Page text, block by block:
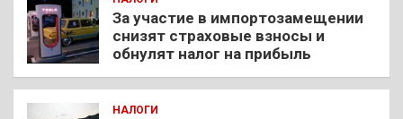
За участие в импортозамещении
снизят страховые взносы и
обнулят налог на прибыль
НАЛОГИ